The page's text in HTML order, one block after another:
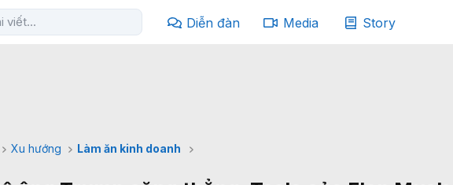
Diễn đàn Media Story
Xu hướng Làm ăn kinh doanh